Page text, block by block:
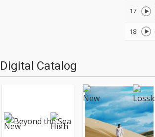
17
18
Digital Catalog